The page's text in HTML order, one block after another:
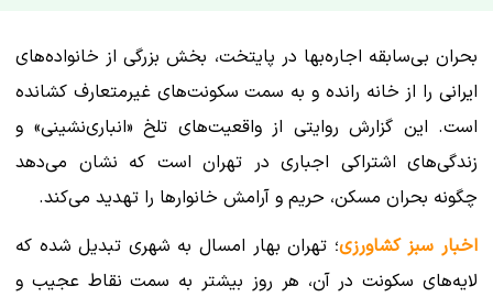
بحران بی‌سابقه اجاره‌بها در پایتخت، بخش بزرگی از خانواده‌های
ایرانی را از خانه رانده و به سمت سکونت‌های غیرمتعارف کشانده
است. این گزارش روایتی از واقعیت‌های تلخ «انباری‌نشینی» و
زندگی‌های اشتراکی اجباری در تهران است که نشان می‌دهد
چگونه بحران مسکن، حریم و آرامش خانوارها را تهدید می‌کند.
اخبار سبز کشاورزی؛ تهران بهار امسال به شهری تبدیل شده که
لایه‌های سکونت در آن، هر روز بیشتر به سمت نقاط عجیب و